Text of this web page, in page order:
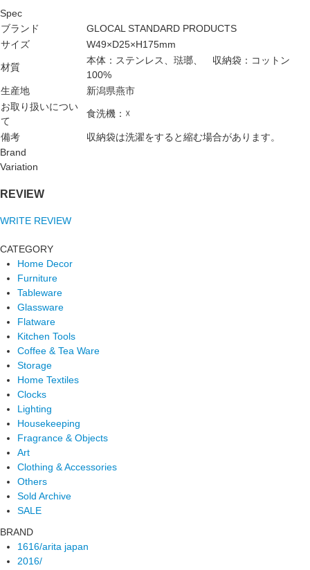
Spec
ブランド
GLOCAL STANDARD PRODUCTS
サイズ
W49×D25×H175mm
材質
本体：ステンレス、琺瑯、 収納袋：コットン
100%
生産地
新潟県燕市
お取り扱いについ
て
食洗機：☓
備考
収納袋は洗濯をすると縮む場合があります。
Brand
Variation
REVIEW
WRITE REVIEW
CATEGORY
Home Decor
Furniture
Tableware
Glassware
Flatware
Kitchen Tools
Coffee & Tea Ware
Storage
Home Textiles
Clocks
Lighting
Housekeeping
Fragrance & Objects
Art
Clothing & Accessories
Others
Sold Archive
SALE
BRAND
1616/arita japan
2016/